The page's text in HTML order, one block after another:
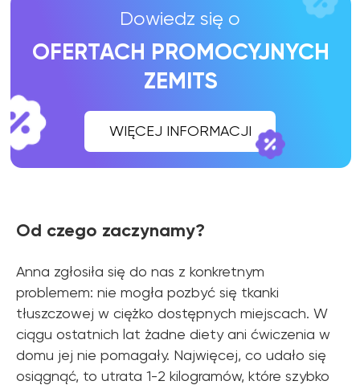
Od czego zaczynamy?
Anna zgłosiła się do nas z konkretnym
problemem: nie mogła pozbyć się tkanki
tłuszczowej w ciężko dostępnych miejscach. W
ciągu ostatnich lat żadne diety ani ćwiczenia w
domu jej nie pomagały. Najwięcej, co udało się
osiągnąć, to utrata 1-2 kilogramów, które szybko